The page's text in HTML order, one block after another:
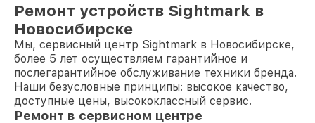
Ремонт устройств Sightmark в
Новосибирске
Мы, сервисный центр Sightmark в Новосибирске,
более 5 лет осуществляем гарантийное и
послегарантийное обслуживание техники бренда.
Наши безусловные принципы: высокое качество,
доступные цены, высококлассный сервис.
Ремонт в сервисном центре